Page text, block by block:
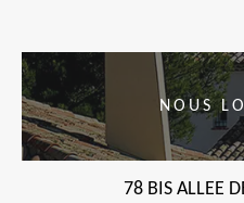
NOUS
78 BIS ALLEE